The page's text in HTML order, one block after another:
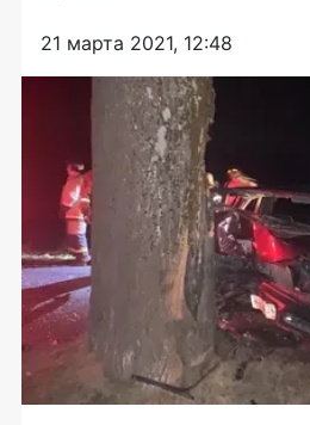
21 марта 2021, 12:48